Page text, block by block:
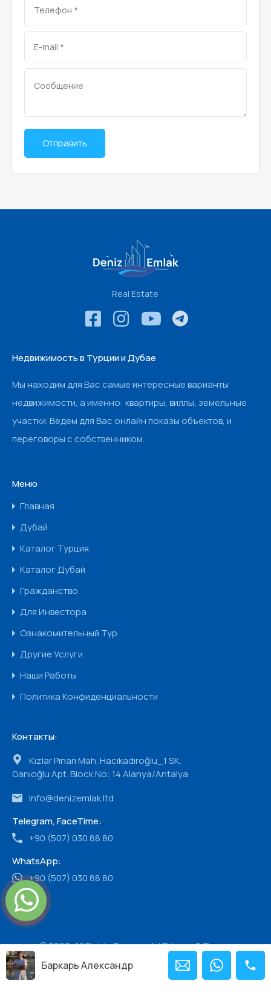
Real Estate
Недвижимость в Турции и Дубае
Мы находим для Вас самые интересные варианты
недвижимости, а именно: квартиры, виллы, земельные
участки. Ведем для Вас онлайн показы объектов, и
переговоры с собственником.
Меню
Главная
Дубай
Каталог Турция
Каталог Дубай
Гражданство
Для Инвестора
Ознакомительный Тур
Другие Услуги
Наши Работы
Политика Конфиденциальности
Контакты:
Kızlar Pınarı Mah. Hacıkadıroğlu_1 SK.
Ganıoğlu Apt. Block No: 14 Alanya/Antalya
info@denizemlak.ltd
Telegram, FaceTime:
+90 (507) 030 88 80
WhatsApp:
+90 (507) 030 88 80
© 2022. All Rights Reserved. /Privacy & Terms.
Created By
Баркарь Александр